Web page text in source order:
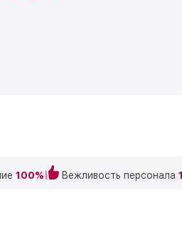
100% Вежливость персонала